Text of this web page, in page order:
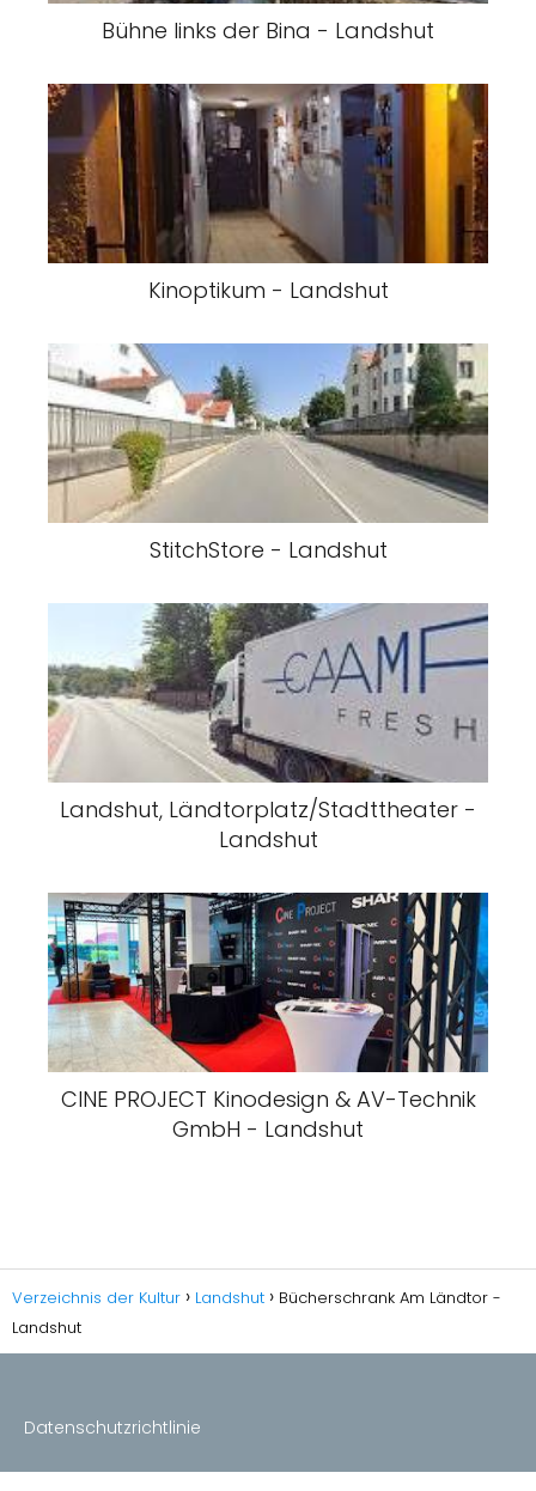
Bühne links der Bina - Landshut
Kinoptikum - Landshut
StitchStore - Landshut
Landshut, Ländtorplatz/Stadttheater -
Landshut
CINE PROJECT Kinodesign & AV-Technik
GmbH - Landshut
Verzeichnis der Kultur Landshut
Bücherschrank Am Ländtor -
Landshut
Datenschutzrichtlinie